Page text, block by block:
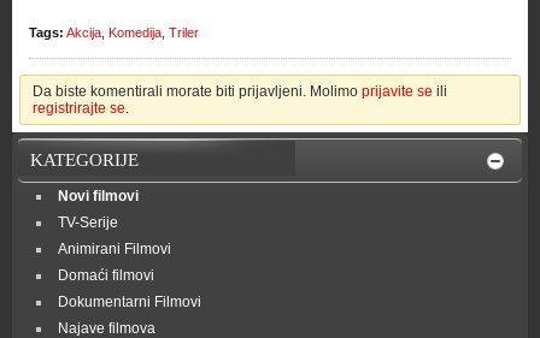
Tags: Akcija Komedija Triler
Da biste komentirali morate biti prijavljeni. Molimo prijavite se ili
registrirajte se.
KATEGORIJE
Novi filmovi
TV-Serije
Animirani Filmovi
Domaći filmovi
Dokumentarni Filmovi
Najave filmova